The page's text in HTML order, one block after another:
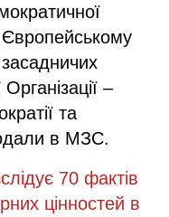
Європейському
–
та
в МЗС.
70 фактів
цінностей в